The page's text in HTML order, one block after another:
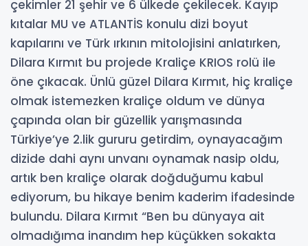
çekimler 21 şehir ve 6 ülkede çekilecek. Kayıp
kıtalar MU ve ATLANTİS konulu dizi boyut
kapılarını ve Türk ırkının mitolojisini anlatırken,
Dilara Kırmıt bu projede Kraliçe KRIOS rolü ile
öne çıkacak. Ünlü güzel Dilara Kırmıt, hiç kraliçe
olmak istemezken kraliçe oldum ve dünya
çapında olan bir güzellik yarışmasında
Türkiye’ye 2.lik gururu getirdim, oynayacağım
dizide dahi aynı unvanı oynamak nasip oldu,
artık ben kraliçe olarak doğduğumu kabul
ediyorum, bu hikaye benim kaderim ifadesinde
bulundu. Dilara Kırmıt “Ben bu dünyaya ait
olmadığıma inandım hep küçükken sokakta